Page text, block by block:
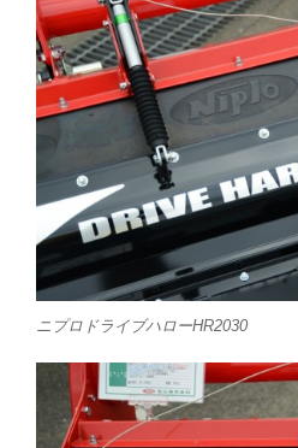
ニプロドライブハローHR2030